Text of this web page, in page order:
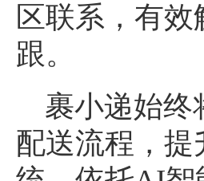
区联系，有
跟。
裹小递始终
配送流程，